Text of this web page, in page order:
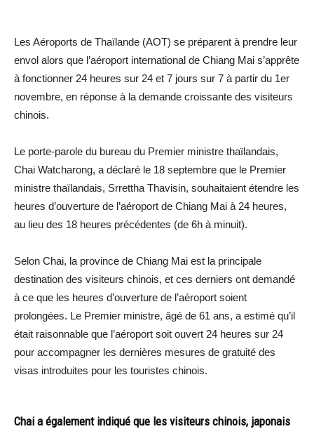
Les Aéroports de Thaïlande (AOT) se préparent à prendre leur
envol alors que l’aéroport international de Chiang Mai s’apprête
à fonctionner 24 heures sur 24 et 7 jours sur 7 à partir du 1er
novembre, en réponse à la demande croissante des visiteurs
chinois.
Le porte-parole du bureau du Premier ministre thaïlandais,
Chai Watcharong, a déclaré le 18 septembre que le Premier
ministre thaïlandais, Srrettha Thavisin, souhaitaient étendre les
heures d’ouverture de l’aéroport de Chiang Mai à 24 heures,
au lieu des 18 heures précédentes (de 6h à minuit).
Selon Chai, la province de Chiang Mai est la principale
destination des visiteurs chinois, et ces derniers ont demandé
à ce que les heures d’ouverture de l’aéroport soient
prolongées. Le Premier ministre, âgé de 61 ans, a estimé qu’il
était raisonnable que l’aéroport soit ouvert 24 heures sur 24
pour accompagner les dernières mesures de gratuité des
visas introduites pour les touristes chinois.
Chai a également indiqué que les visiteurs chinois, japonais